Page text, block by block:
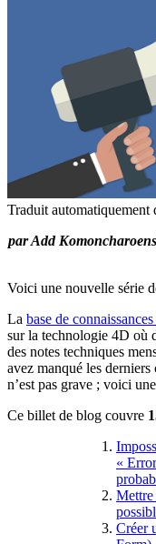
Traduit automatiquement
par Add
Voici une nouvelle série
La base de
sur la technologie 4D où
des notes techniques
avez manqué les derniers
n’est pas grave ; voici
Ce billet de blog couvre
«
Mettre
Créer